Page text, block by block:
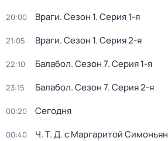
20:00 Враги. Сезон 1. Серия 1-я
21:05 Враги. Сезон 1. Серия 2-я
22:10 Балабол. Сезон 7. Серия 1-я
23:15 Балабол. Сезон 7. Серия 2-я
00:20 Сегодня
00:40 Ч. T. Д. с Маргаритой Симоньян